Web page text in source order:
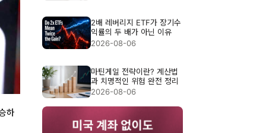
하
2배 레버리지 ETF가 장기수
익률의 두 배가 아닌 이유
2026-08-06
마틴게일 전략이란? 계산법
과 치명적인 위험 완전 정리
2026-08-06